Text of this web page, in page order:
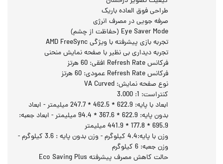
طراحی فوق العاده باریک
صرفه جویی در مصرف انرژی
Eye Saver Mode (حفاظت از چشم)
تجربه بازی پیشرفته با ویژگی AMD FreeSync
تجربه دیداری بی نظیر با صفحه نمایش منحنی
فرکانس Refresh Rate افقی: 60 هرتز
فرکانس Refresh Rate عمودی: 60 هرتز
نوع صفحه نمایش: VA Curved
کنتراست: 1: 3.000
ابعاد با پایه: 622.9 * 462.5 * 247.7 میلیمتر - ابعاد
بدون پایه: 622.9 * 367.6 * 94.4 میلیمتر - ابعاد جعبه:
695.9 * 177.8 * 441.9 میلیمتر
وزن با پایه:4.4 کیلوگرم - وزن بدون پایه : 3.6 کیلوگرم -
وزن جعبه: 6 کیلوگرم
حالت کاهش مصرف پیشرفته Eco Saving Plus